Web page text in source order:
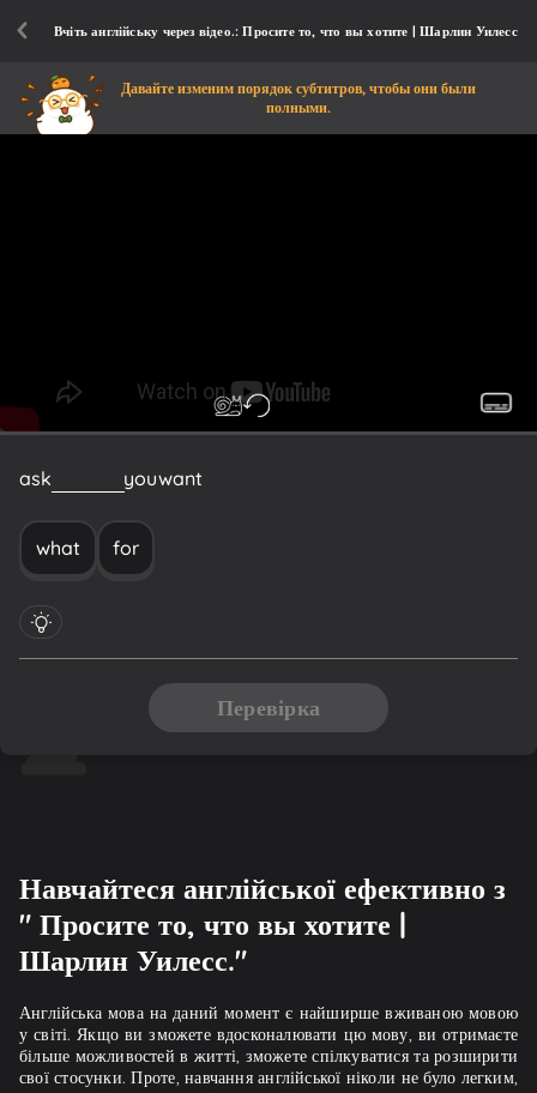
Вчіть англійську через відео.: Просите то, что вы хотите | Шарлин Уилесс
Давайте изменим порядок субтитров, чтобы они были
полными.
ask youwant
what for
Перевірка
Навчайтеся англійської ефективно з
" Просите то, что вы хотите |
Шарлин Уилесс."
Англійська мова на даний момент є найширше вживаною мовою
у світі. Якщо ви зможете вдосконалювати цю мову, ви отримаєте
більше можливостей в житті, зможете спілкуватися та розширити
свої стосунки. Проте, навчання англійської ніколи не було легким,